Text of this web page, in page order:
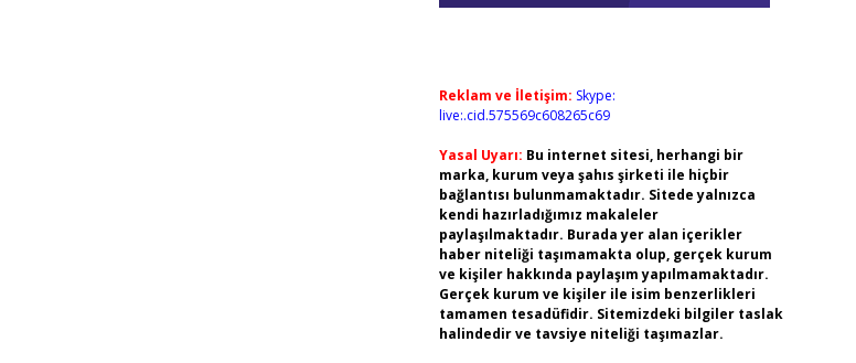
Reklam ve İletişim: Skype:
live:.cid.575569c608265c69
Yasal Uyarı: Bu internet sitesi, herhangi bir
marka, kurum veya şahıs şirketi ile hiçbir
bağlantısı bulunmamaktadır. Sitede yalnızca
kendi hazırladığımız makaleler
paylaşılmaktadır. Burada yer alan içerikler
haber niteliği taşımamakta olup, gerçek kurum
ve kişiler hakkında paylaşım yapılmamaktadır.
Gerçek kurum ve kişiler ile isim benzerlikleri
tamamen tesadüfidir. Sitemizdeki bilgiler taslak
halindedir ve tavsiye niteliği taşımazlar.